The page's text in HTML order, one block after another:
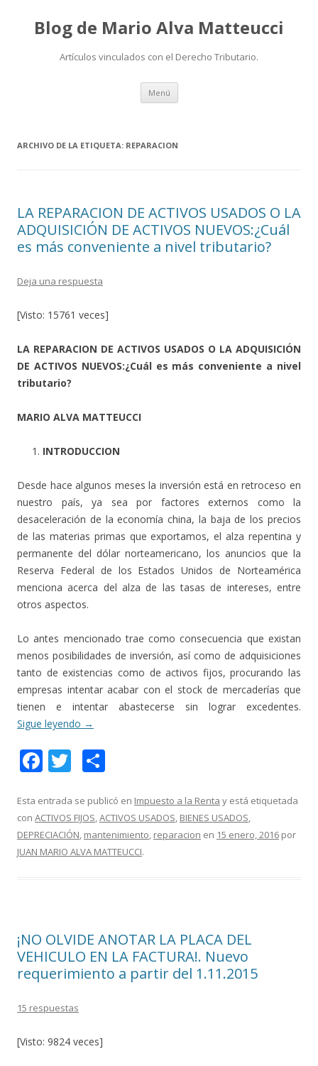
Blog de Mario Alva Matteucci
Artículos vinculados con el Derecho Tributario.
Menú Ir
contenido
ARCHIVO DE LA ETIQUETA: REPARACION
LA REPARACION DE ACTIVOS USADOS O LA
ADQUISICIÓN DE ACTIVOS NUEVOS:¿Cuál
es más conveniente a nivel tributario?
Deja una respuesta
[Visto: 15761 veces]
LA REPARACION DE ACTIVOS USADOS O LA ADQUISICIÓN
DE ACTIVOS NUEVOS:¿Cuál es más conveniente a nivel
tributario?
MARIO ALVA MATTEUCCI
INTRODUCCION
Desde hace algunos meses la inversión está en retroceso en
nuestro país, ya sea por factores externos como la
desaceleración de la economía china, la baja de los precios
de las materias primas que exportamos, el alza repentina y
permanente del dólar norteamericano, los anuncios que la
Reserva Federal de los Estados Unidos de Norteamérica
menciona acerca del alza de las tasas de intereses, entre
otros aspectos.
Lo antes mencionado trae como consecuencia que existan
menos posibilidades de inversión, así como de adquisiciones
tanto de existencias como de activos fijos, procurando las
empresas intentar acabar con el stock de mercaderías que
tienen e intentar abastecerse sin lograr excedentes.
Sigue leyendo →
F
e
b
o
T
itt
er
m
p
ar
Esta entrada se publicó en Impuesto a la Renta y está etiquetada
con ACTIVOS FIJOS,ACTIVOS USADOS, BIENES USADOS,
DEPRECIACIÓN, mantenimiento, reparacion en 15 enero, 2016 por
JUAN MARIO ALVA MATTEUCCI.
¡NO OLVIDE ANOTAR LA PLACA DEL
VEHICULO EN LA FACTURA!. Nuevo
requerimiento a partir del 1.11.2015
15 respuestas
[Visto: 9824 veces]